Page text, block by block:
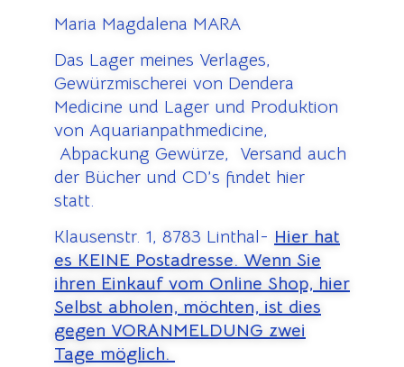
Maria Magdalena MARA
Das Lager meines Verlages,
Gewürzmischerei von Dendera
Medicine und Lager und Produktion
von Aquarianpathmedicine,
Abpackung Gewürze, Versand auch
der Bücher und CD’s findet hier
statt.
Klausenstr. 1, 8783 Linthal- Hier hat
es KEINE Postadresse. Wenn Sie
ihren Einkauf vom Online Shop, hier
Selbst abholen, möchten, ist dies
gegen VORANMELDUNG zwei
Tage möglich.